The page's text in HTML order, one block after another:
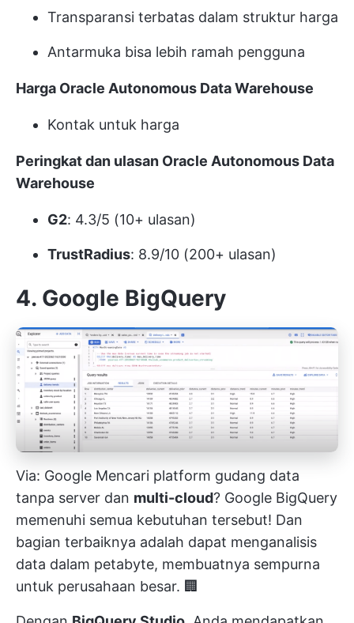
Transparansi terbatas dalam struktur harga
Antarmuka bisa lebih ramah pengguna
Harga Oracle Autonomous Data Warehouse
Kontak untuk harga
Peringkat dan ulasan Oracle Autonomous Data
Warehouse
G2: 4.3/5 (10+ ulasan)
TrustRadius: 8.9/10 (200+ ulasan)
4. Google BigQuery
Via: Google Mencari platform gudang data
tanpa server dan multi-cloud? Google BigQuery
memenuhi semua kebutuhan tersebut! Dan
bagian terbaiknya adalah dapat menganalisis
data dalam petabyte, membuatnya sempurna
untuk perusahaan besar. 🏢